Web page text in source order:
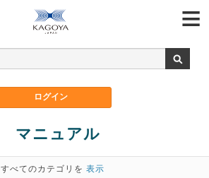
マニュアル
すべてのカテゴリを 表示